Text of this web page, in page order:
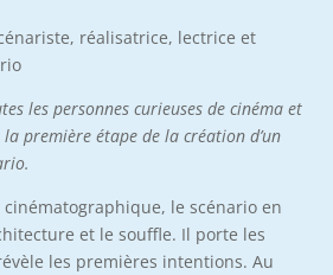
réalisatrice, lectrice et
les personnes curieuses de cinéma et
première étape de la création d’un
le scénario en
et le souffle. Il porte les
les premières intentions. Au